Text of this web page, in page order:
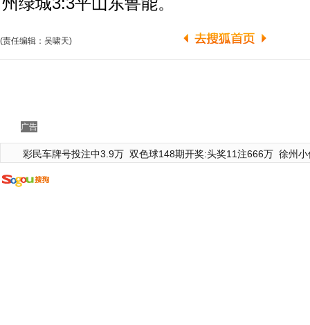
(责任编辑：吴啸天)
广告
彩民车牌号投注中3.9万 双色球148期开奖:头奖11注666万 徐州